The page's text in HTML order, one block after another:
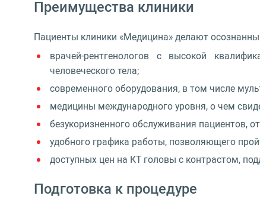
Преимущества клиники
Пациенты клиники «Медицина» делают
врачей-рентгенологов с высокой
человеческого тела;
современного оборудования, в том числе
медицины международного уровня, о чем
безукоризненного обслуживания
удобного графика работы, позволяющего
доступных цен на КТ головы с контрастом,
Подготовка к процедуре